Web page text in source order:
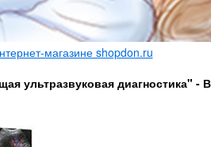
магазине shopdon.ru
ультразвуковая диагностика" -